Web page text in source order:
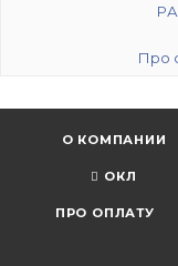
Про
О КОМПАНИИ
ОКЛ
ПРО ОПЛАТУ